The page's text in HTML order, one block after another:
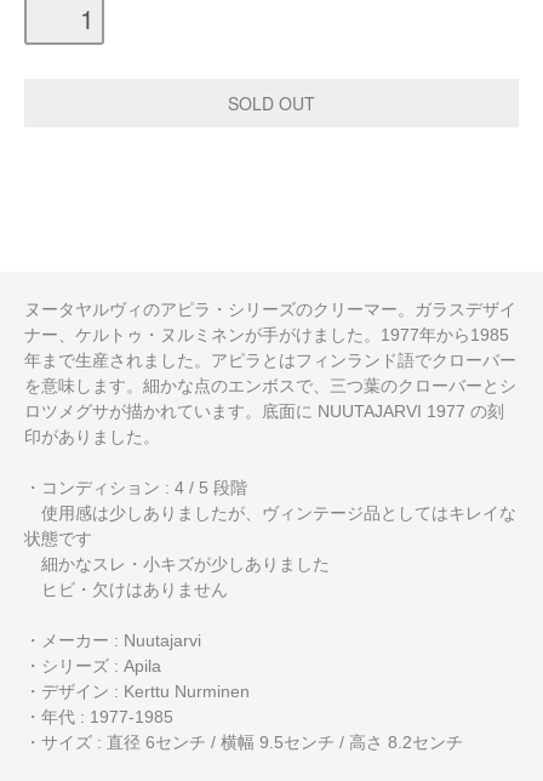
ヌータヤルヴィのアピラ・シリーズのクリーマー。ガラスデザイ
ナー、ケルトゥ・ヌルミネンが手がけました。1977年から1985
年まで生産されました。アピラとはフィンランド語でクローバー
を意味します。細かな点のエンボスで、三つ葉のクローバーとシ
ロツメグサが描かれています。底面に NUUTAJARVI 1977 の刻
印がありました。
・コンディション : 4 / 5 段階
使用感は少しありましたが、ヴィンテージ品としてはキレイな
状態です
細かなスレ・小キズが少しありました
ヒビ・欠けはありません
・メーカー : Nuutajarvi
・シリーズ : Apila
・デザイン : Kerttu Nurminen
・年代 : 1977-1985
・サイズ : 直径 6センチ / 横幅 9.5センチ / 高さ 8.2センチ